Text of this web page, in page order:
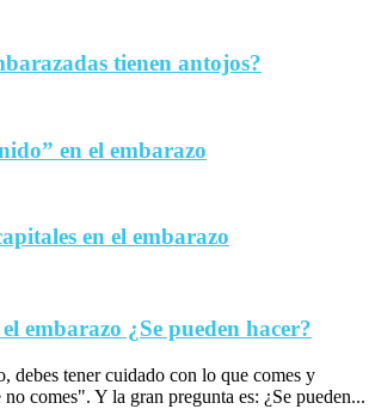
tienen antojos?
en el embarazo
en el embarazo
embarazo ¿Se pueden hacer?
debes tener cuidado con lo que comes y
comes". Y la gran pregunta es: ¿Se pueden...